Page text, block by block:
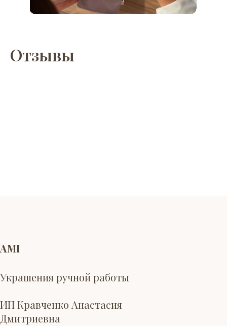
Отзывы
AMI
Украшения ручной работы
ИП Кравченко Анастасия
Дмитриевна